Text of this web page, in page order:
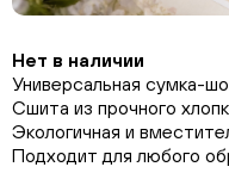
Нет в наличии
Универсальная сумка-
Сшита из прочного
Экологичная и
Подходит для любого